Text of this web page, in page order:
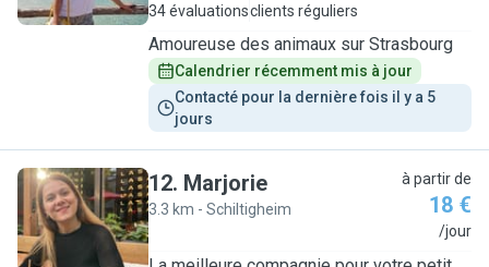
34 évaluationsclients réguliers
Amoureuse des animaux sur Strasbourg
Calendrier récemment mis à jour
Contacté pour la dernière fois il y a 5
jours
M
12. Marjorie
3.3 km - Schiltigheim
à partir de
18 €
/jour